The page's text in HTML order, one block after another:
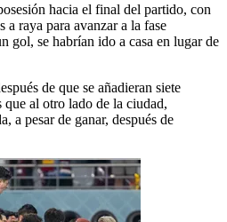
hacia el final del partido, con
a raya para avanzar a la fase
gol, se habrían ido a casa en lugar de
de que se añadieran siete
al otro lado de la ciudad,
a pesar de ganar, después de